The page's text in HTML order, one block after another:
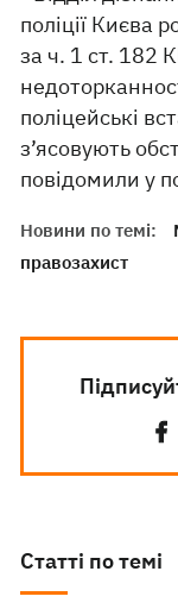
поліції Києва
за ч. 1 ст. 182
поліцейські
з’ясовують
повідомили у
Новини по темі:
правозахист
Статті по темі